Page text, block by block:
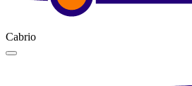
Cabrio